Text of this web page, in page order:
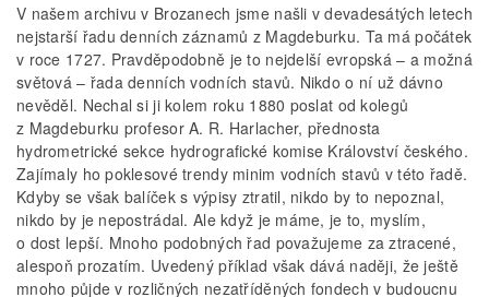
V našem archivu v Brozanech jsme našli v devadesátých letech
nejstarší řadu denních záznamů z Magdeburku. Ta má počátek
v roce 1727. Pravděpodobně je to nejdelší evropská – a možná
světová – řada denních vodních stavů. Nikdo o ní už dávno
nevěděl. Nechal si ji kolem roku 1880 poslat od kolegů
z Magdeburku profesor A. R. Harlacher, přednosta
hydrometrické sekce hydrografické komise Království českého.
Zajímaly ho poklesové trendy minim vodních stavů v této řadě.
Kdyby se však balíček s výpisy ztratil, nikdo by to nepoznal,
nikdo by je nepostrádal. Ale když je máme, je to, myslím,
o dost lepší. Mnoho podobných řad považujeme za ztracené,
alespoň prozatím. Uvedený příklad však dává naději, že ještě
mnoho půjde v rozličných nezatříděných fondech v budoucnu